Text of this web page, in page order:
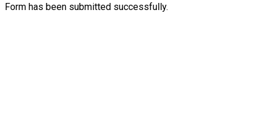
Form has been submitted successfully.